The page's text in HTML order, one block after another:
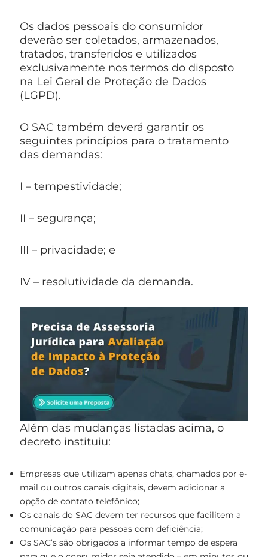
Os dados pessoais do consumidor
deverão ser coletados, armazenados,
tratados, transferidos e utilizados
exclusivamente nos termos do disposto
na Lei Geral de Proteção de Dados
(LGPD).
O SAC também deverá garantir os
seguintes princípios para o tratamento
das demandas:
I – tempestividade;
II – segurança;
III – privacidade; e
IV – resolutividade da demanda.
Além das mudanças listadas acima, o
decreto instituiu:
Empresas que utilizam apenas chats, chamados por e-
mail ou outros canais digitais, devem adicionar a
opção de contato telefônico;
Os canais do SAC devem ter recursos que facilitem a
comunicação para pessoas com deficiência;
Os SAC’s são obrigados a informar tempo de espera